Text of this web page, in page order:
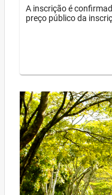
A inscrição é
preço público da